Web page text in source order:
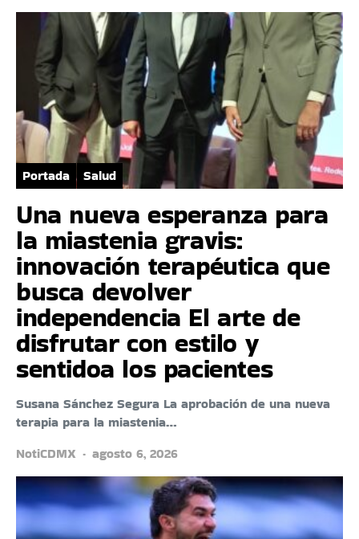
Portada Salud
Una nueva esperanza para
la miastenia gravis:
innovación terapéutica que
busca devolver
independencia El arte de
disfrutar con estilo y
sentidoa los pacientes
Susana Sánchez Segura La aprobación de una nueva
terapia para la miastenia…
NotiCDMX
agosto 6, 2026